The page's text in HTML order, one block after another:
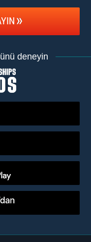
deneyin